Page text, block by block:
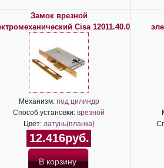
Замок врезной
Cisa 12011.40.0
Механизм: под цилиндр
Способ установки: врезной
Цвет: латунь(планка)
12.416руб.